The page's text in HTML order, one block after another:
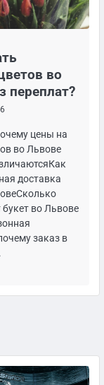
во
переплат?
цены на
во Львове
доставка
букет во Львове
заказ в